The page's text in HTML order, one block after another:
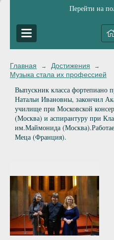
Перейти на
Главная → Достижения →
Музыка стала их профессией
Выпускник класса фортепиано
Натальи Ивановны, закончил
училище при Московской
(Москва) и аспирантуру при
им.Маймонида
Меца (Франция).